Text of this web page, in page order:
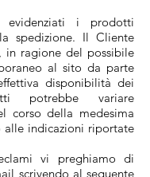
i prodotti
spedizione. Il Cliente
in ragione del possibile
al sito da parte
disponibilità dei
potrebbe variare
corso della medesima
alle indicazioni riportate
vi preghiamo di
scrivendo al seguente